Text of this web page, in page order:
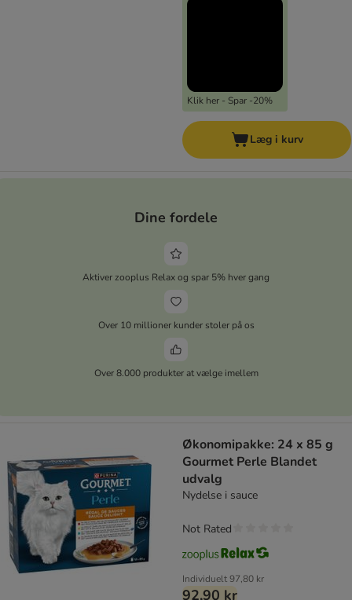
Klik her - Spar -20%
Læg i kurv
Dine fordele
Aktiver zooplus Relax og spar 5% hver gang
Over 10 millioner kunder stoler på os
Over 8.000 produkter at vælge imellem
Økonomipakke: 24 x 85 g
Gourmet Perle Blandet
udvalg
Nydelse i sauce
Individuelt97,80 kr
92,90 kr
Not Rated